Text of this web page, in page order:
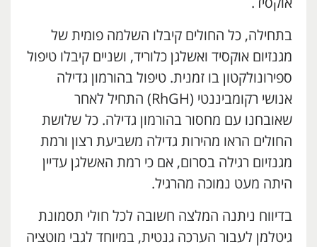
בתחילה, כל החולים קיבלו השלמה פומית של
מגנזיום אוקסיד ואשלגן כלוריד, ושניים קיבלו טיפול
ספירונולקטון בו זמנית. טיפול בהורמון גדילה
אנושי רקומביננטי (RhGH) התחיל לאחר
שאובחנו עם מחסור בהורמון גדילה. כל שלושת
החולים הראו מהירות גדילה משביעת רצון ורמת
מגנזיום רגילה בסרום, אם כי רמת האשלגן עדיין
היתה מעט נמוכה מהרגיל.
בדיווח ניתנה המלצה חשובה לכל חולי תסמונת
גיטלמן לעבור הערכה גנטית, במיוחד לגבי מוטציה